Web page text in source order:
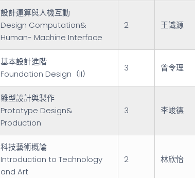
設計運算與人機互動
Design Computation&
Human- Machine Interface
2 王識源
基本設計進階
Foundation Design（II）
3 曾令理
雛型設計與製作
Prototype Design&
Production
3 李峻德
科技藝術概論
Introduction to Technology
and Art
2 林欣怡